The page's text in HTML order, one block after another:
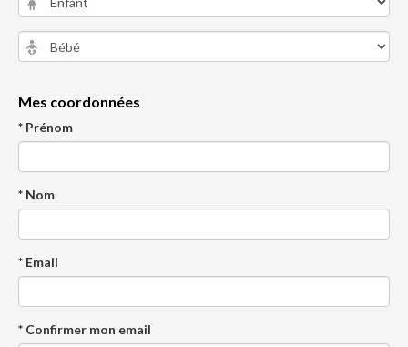
Mes coordonnées
* Prénom
* Nom
* Email
* Confirmer mon email